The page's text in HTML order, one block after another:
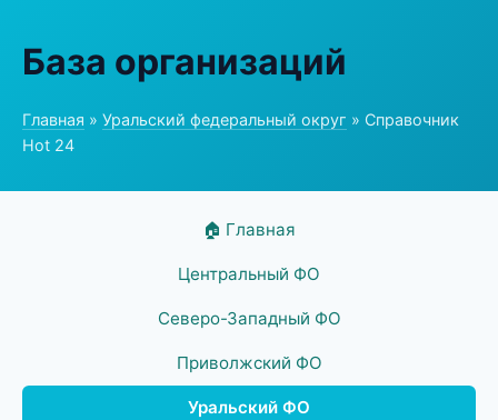
База организаций
Главная » Уральский федеральный округ » Справочник
Hot 24
🏠 Главная
Центральный ФО
Северо-Западный ФО
Приволжский ФО
Уральский ФО